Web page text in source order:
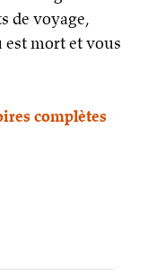
de voyage,
est mort et vous
complètes